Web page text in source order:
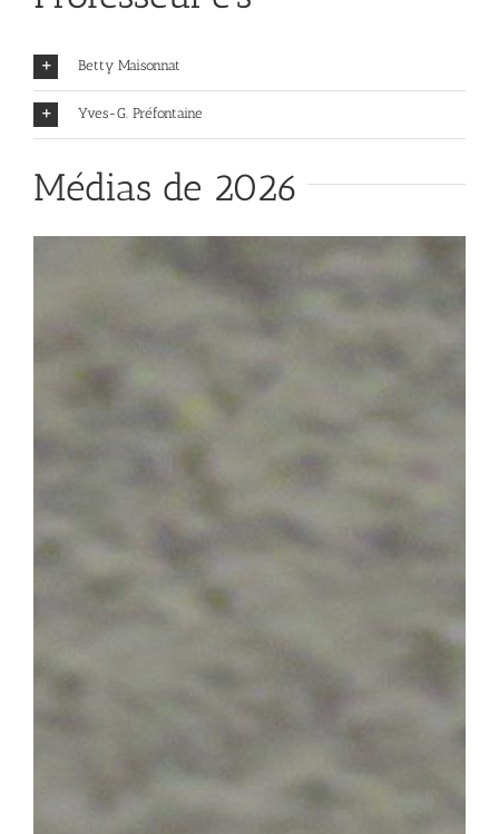
Betty Maisonnat
Yves-G. Préfontaine
Médias de 2026